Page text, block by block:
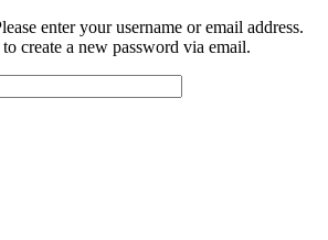
enter your username or email address.
create a new password via email.